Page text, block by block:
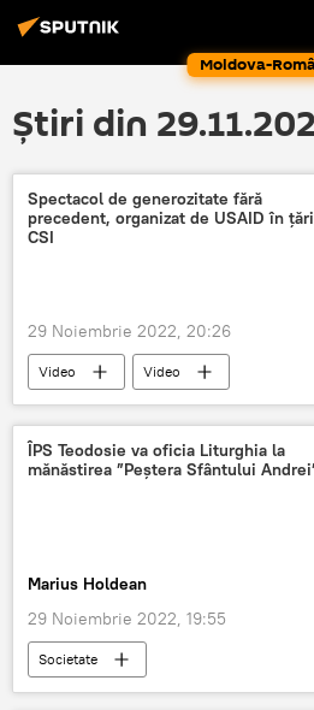
Moldova-
Știri din
Spectacol de generozitate fără
precedent, organizat de USAID în
CSI
29 Noiembrie 2022, 20:26
Video Video
ÎPS Teodosie va oficia Liturghia la
mănăstirea ”Peştera Sfântului
Marius Holdean
29 Noiembrie 2022, 19:55
Societate
Arhiepiscopul Tomisului, ÎPS Teodosie